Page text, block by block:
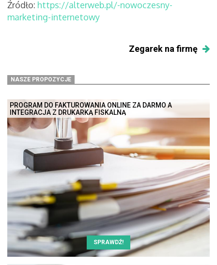
Źródło: https://alterweb.pl/-nowoczesny-
marketing-internetowy
Zegarek na firmę
NASZE PROPOZYCJE
PROGRAM DO FAKTUROWANIA ONLINE ZA DARMO A
INTEGRACJA Z DRUKARKĄ FISKALNĄ
SPRAWDŹ!